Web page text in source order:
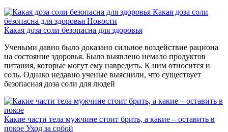
Какая доза соли
безопасна для здоровья Новости
Какая доза соли безопасна для здоровья
Учеными давно было доказано сильное воздействие рациона
на состояние здоровья. Было выявлено немало продуктов
питания, которые могут ему навредить. К ним относится и
соль. Однако недавно ученые выяснили, что существует
безопасная доза соли для людей
Какие части тела мужчине стоит брить, а какие – оставить в
покое Уход за собой